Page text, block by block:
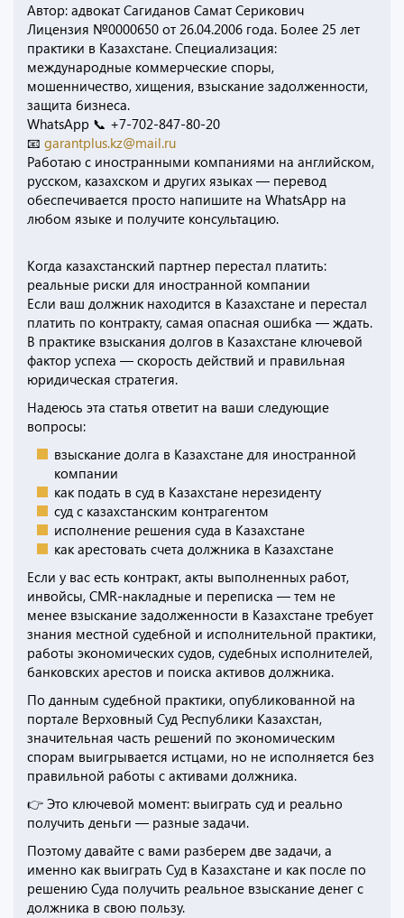
Автор: адвокат Сагиданов Самат Серикович
Лицензия №0000650 от 26.04.2006 года. Более 25 лет
практики в Казахстане. Специализация:
международные коммерческие споры,
мошенничество, хищения, взыскание задолженности,
защита бизнеса.
WhatsApp 📞 +7-702-847-80-20
📧 garantplus.kz@mail.ru
Работаю с иностранными компаниями на английском,
русском, казахском и других языках — перевод
обеспечивается просто напишите на WhatsApp на
любом языке и получите консультацию.
Когда казахстанский партнер перестал платить:
реальные риски для иностранной компании
Если ваш должник находится в Казахстане и перестал
платить по контракту, самая опасная ошибка — ждать.
В практике взыскания долгов в Казахстане ключевой
фактор успеха — скорость действий и правильная
юридическая стратегия.
Надеюсь эта статья ответит на ваши следующие
вопросы:
взыскание долга в Казахстане для иностранной
компании
как подать в суд в Казахстане нерезиденту
суд с казахстанским контрагентом
исполнение решения суда в Казахстане
как арестовать счета должника в Казахстане
Если у вас есть контракт, акты выполненных работ,
инвойсы, CMR-накладные и переписка — тем не
менее взыскание задолженности в Казахстане требует
знания местной судебной и исполнительной практики,
работы экономических судов, судебных исполнителей,
банковских арестов и поиска активов должника.
По данным судебной практики, опубликованной на
портале Верховный Суд Республики Казахстан,
значительная часть решений по экономическим
спорам выигрывается истцами, но не исполняется без
правильной работы с активами должника.
👉 Это ключевой момент: выиграть суд и реально
получить деньги — разные задачи.
Поэтому давайте с вами разберем две задачи, а
именно как выиграть Суд в Казахстане и как после по
решению Суда получить реальное взыскание денег с
должника в свою пользу.